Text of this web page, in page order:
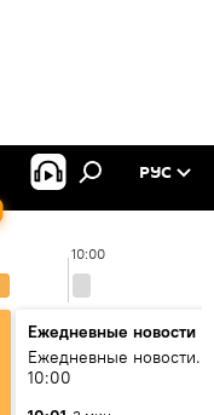
РУС
10:00
Ежедневные новости
Ежедневные новости.
10:00